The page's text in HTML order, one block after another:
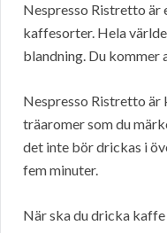
Nespresso Ristretto är
kaffesorter. Hela
blandning. Du kommer
Nespresso Ristretto är
träaromer som du
det inte bör drickas i
fem minuter.
När ska du dricka